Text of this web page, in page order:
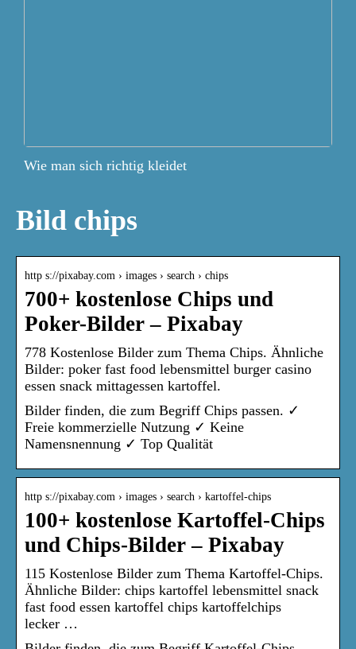
Wie man sich richtig kleidet
Bild chips
http s://pixabay.com › images › search › chips
700+ kostenlose Chips und
Poker-Bilder – Pixabay
778 Kostenlose Bilder zum Thema Chips. Ähnliche
Bilder: poker fast food lebensmittel burger casino
essen snack mittagessen kartoffel.
Bilder finden, die zum Begriff Chips passen. ✓
Freie kommerzielle Nutzung ✓ Keine
Namensnennung ✓ Top Qualität
http s://pixabay.com › images › search › kartoffel-chips
100+ kostenlose Kartoffel-Chips
und Chips-Bilder – Pixabay
115 Kostenlose Bilder zum Thema Kartoffel-Chips.
Ähnliche Bilder: chips kartoffel lebensmittel snack
fast food essen kartoffel chips kartoffelchips
lecker …